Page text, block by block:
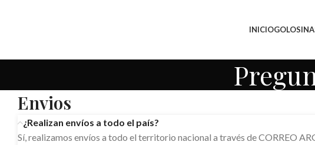
INICIO
Envios
¿Realizan envíos a todo el país?
Sí, realizamos envíos a todo el territorio nacional a través de CORREO